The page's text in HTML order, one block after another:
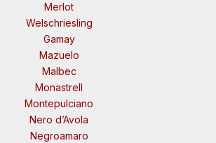
Merlot
Welschriesling
Gamay
Mazuelo
Malbec
Monastrell
Montepulciano
Nero d’Avola
Negroamaro